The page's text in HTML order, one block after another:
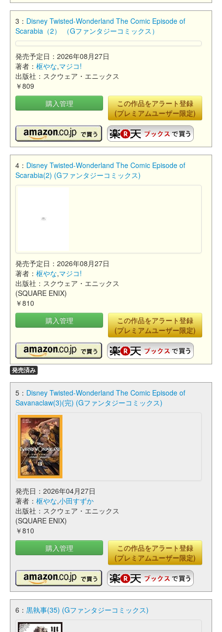
3： Disney Twisted-Wonderland The Comic Episode of
Scarabia（2） （Gファンタジーコミックス）
発売予定日：2026年08月27日
著者： 枢やな,マジコ!
出版社：スクウェア・エニックス
￥809
購入管理
この作品をアラート登録
(プレミアムユーザー限定)
4： Disney Twisted-Wonderland The Comic Episode of
Scarabia(2) (Gファンタジーコミックス)
発売予定日：2026年08月27日
著者： 枢やな,マジコ!
出版社：スクウェア・エニックス
(SQUARE ENIX)
￥810
購入管理
この作品をアラート登録
(プレミアムユーザー限定)
発売済み
5： Disney Twisted-Wonderland The Comic Episode of
Savanaclaw(3)(完) (Gファンタジーコミックス)
発売日：2026年04月27日
著者： 枢やな,小田すずか
出版社：スクウェア・エニックス
(SQUARE ENIX)
￥810
購入管理
この作品をアラート登録
(プレミアムユーザー限定)
6： 黒執事(35) (Gファンタジーコミックス)